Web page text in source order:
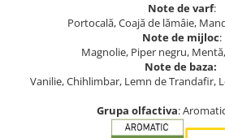
Note de varf:
Portocală, Coajă de lămâie,
Note de mijloc:
Magnolie, Piper negru,
Note de baza:
Vanilie, Chihlimbar, Lemn de Trandafir,
Grupa olfactiva: